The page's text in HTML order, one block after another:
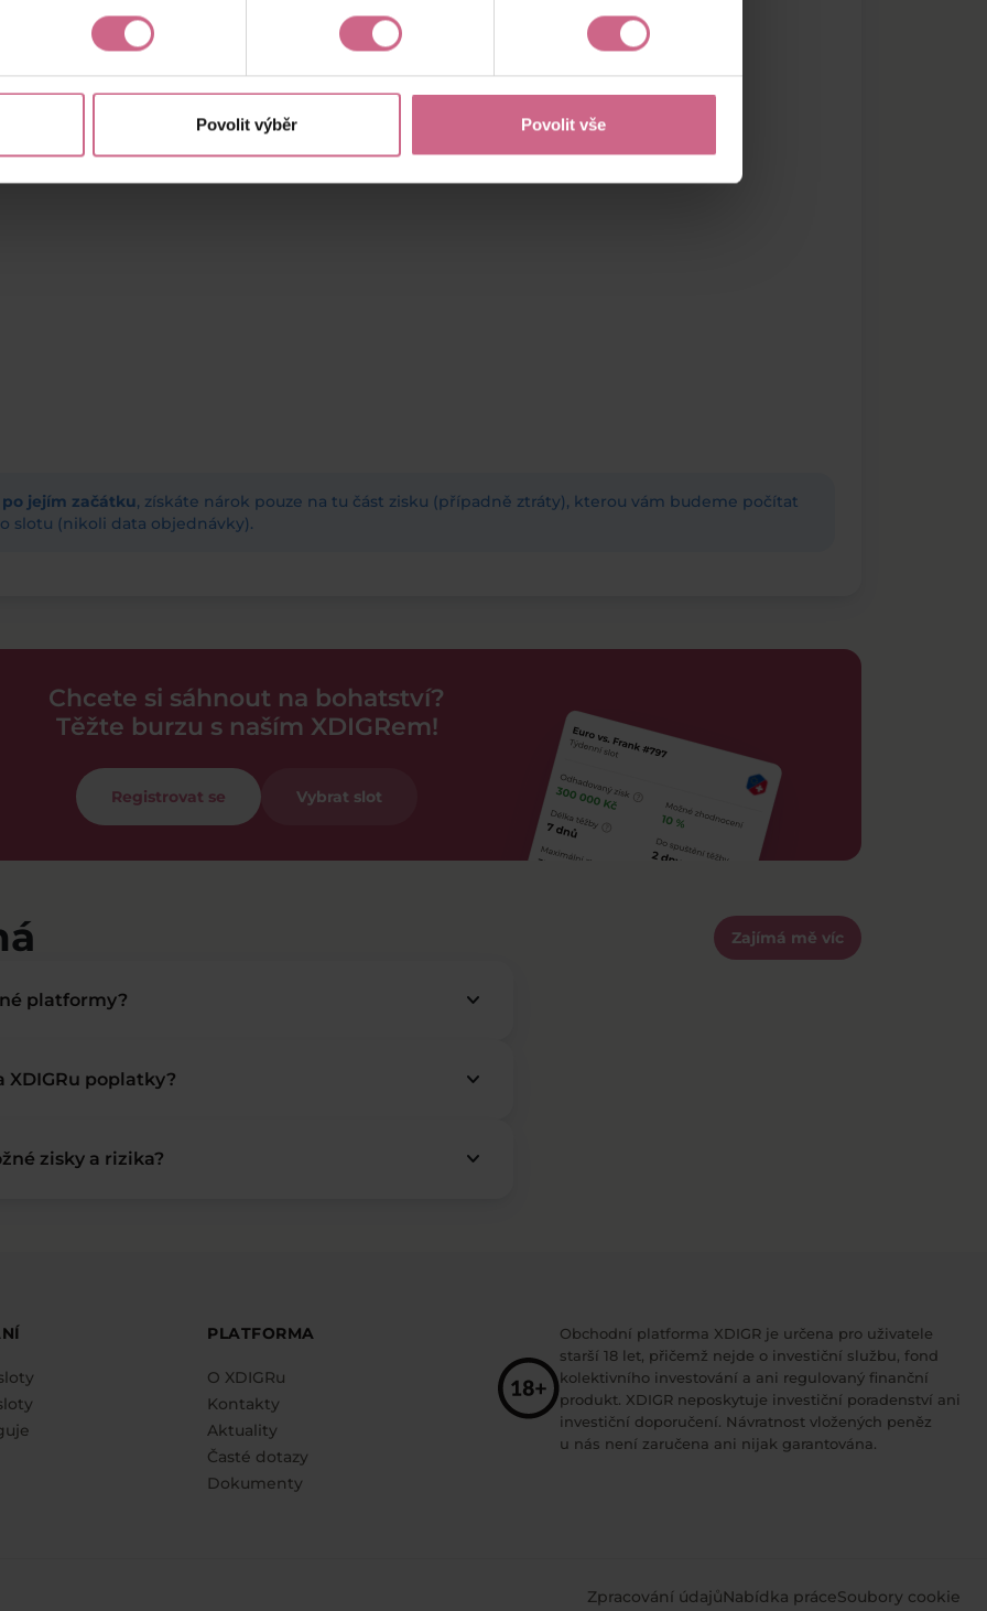
Povolit výběr Povolit vše
jejím začátku, získáte nárok pouze na tu část zisku (případně ztráty), kterou vám budeme počítat
slotu (nikoli data objednávky).
Chcete si sáhnout na bohatství?
Těžte burzu s naším XDIGRem!
Registrovat se Vybrat slot
Zajímá mě víc
platformy? keyboard_arrow_down
XDIGRu poplatky? keyboard_arrow_down
zisky a rizika? keyboard_arrow_down
PLATFORMA
O XDIGRu
Kontakty
Aktuality
Časté dotazy
Dokumenty
Obchodní platforma XDIGR je určena pro uživatele
starší 18 let, přičemž nejde o investiční službu, fond
kolektivního investování a ani regulovaný finanční
produkt. XDIGR neposkytuje investiční poradenství ani
investiční doporučení. Návratnost vložených peněz
u nás není zaručena ani nijak garantována.
Zpracování údajůNabídka práceSoubory cookie